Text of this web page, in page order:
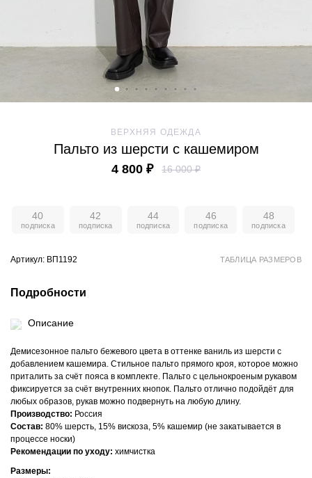
ВЕРХНЯЯ ОДЕЖДА
Пальто из шерсти с кашемиром
4 800 ₽ 16 000 ₽
40 42 44 46 48
Артикул: ВП1192 ТАБЛИЦА РАЗМЕРОВ
Подробности
Описание
Демисезонное пальто бежевого цвета в оттенке ваниль из шерсти с
добавлением кашемира. Стильное пальто прямого кроя, которое можно
приталить за счёт пояса в комплекте. Пальто с цельнокроеным рукавом
фиксируется за счёт внутренних кнопок. Пальто отлично подойдёт для
любых образов, рукав можно подвернуть на любую длину.
Производство: Россия
Состав: 80% шерсть, 15% вискоза, 5% кашемир (не закатывается в
процессе носки)
Рекомендации по уходу: химчистка
Размеры: